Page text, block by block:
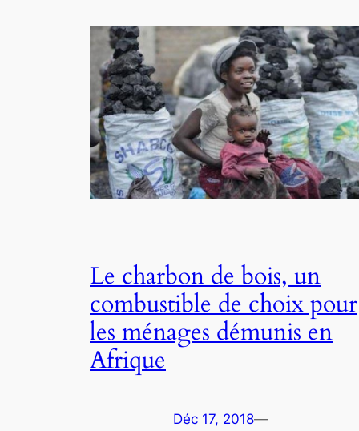
Le charbon de bois, un
combustible de choix pour
les ménages démunis en
Afrique
Déc 17, 2018—